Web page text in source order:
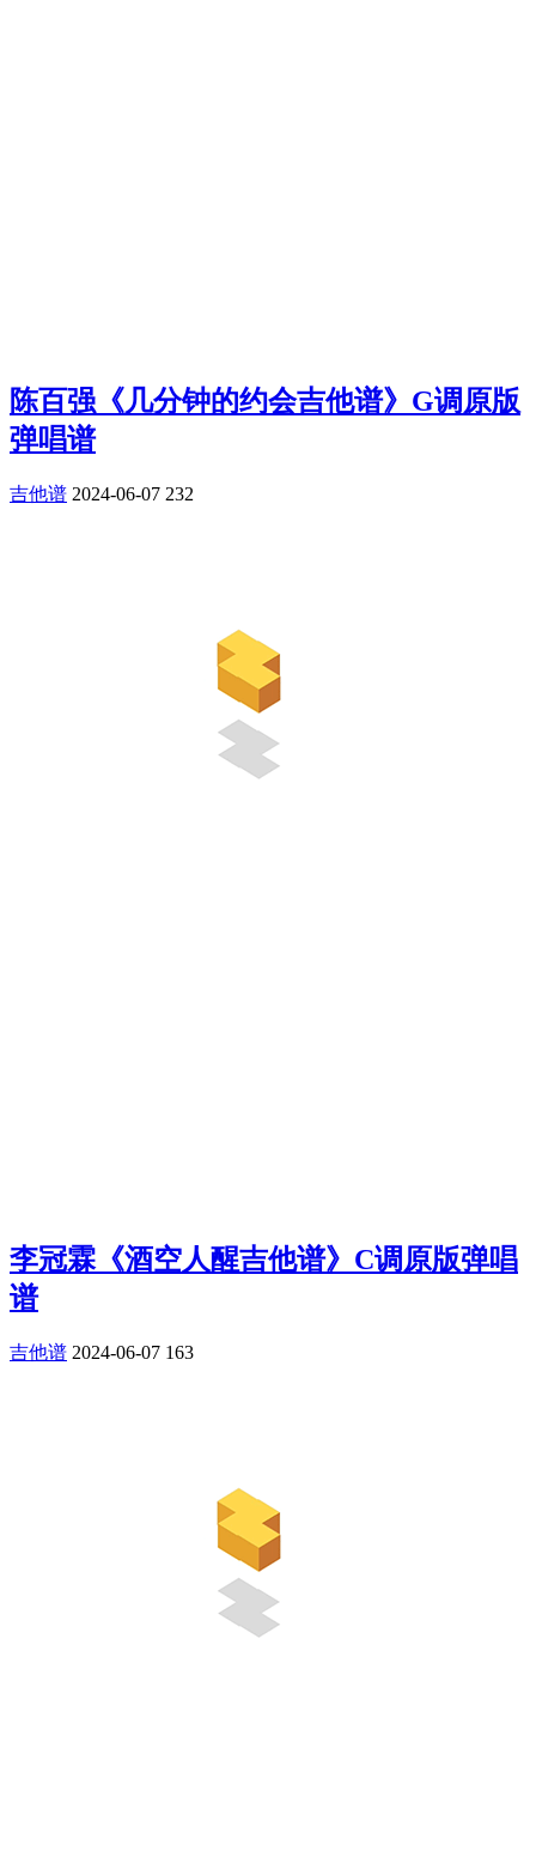
陈百强《几分钟的约会吉他谱》G调原版
弹唱谱
吉他谱 2024-06-07 232
李冠霖《酒空人醒吉他谱》C调原版弹唱
谱
吉他谱 2024-06-07 163